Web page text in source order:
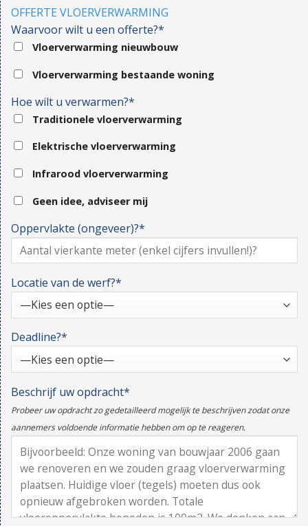
OFFERTE VLOERVERWARMING
Waarvoor wilt u een offerte?*
Vloerverwarming nieuwbouw
Vloerverwarming bestaande woning
Hoe wilt u verwarmen?*
Traditionele vloerverwarming
Elektrische vloerverwarming
Infrarood vloerverwarming
Geen idee, adviseer mij
Oppervlakte (ongeveer)?*
Locatie van de werf?*
Deadline?*
Beschrijf uw opdracht*
Probeer uw opdracht zo gedetailleerd mogelijk te beschrijven zodat onze
aannemers voldoende informatie hebben om op te reageren.